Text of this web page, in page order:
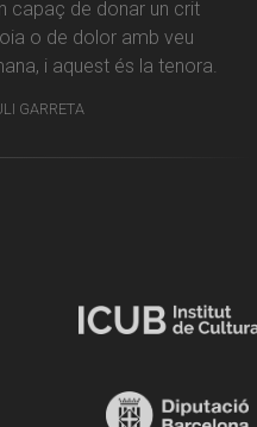
capaç de donar un crit
o de dolor amb veu
i aquest és la tenora.
GARRETA